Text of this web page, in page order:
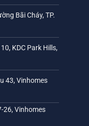
Bãi Cháy, TP.
KDC Park Hills,
43, Vinhomes
26, Vinhomes